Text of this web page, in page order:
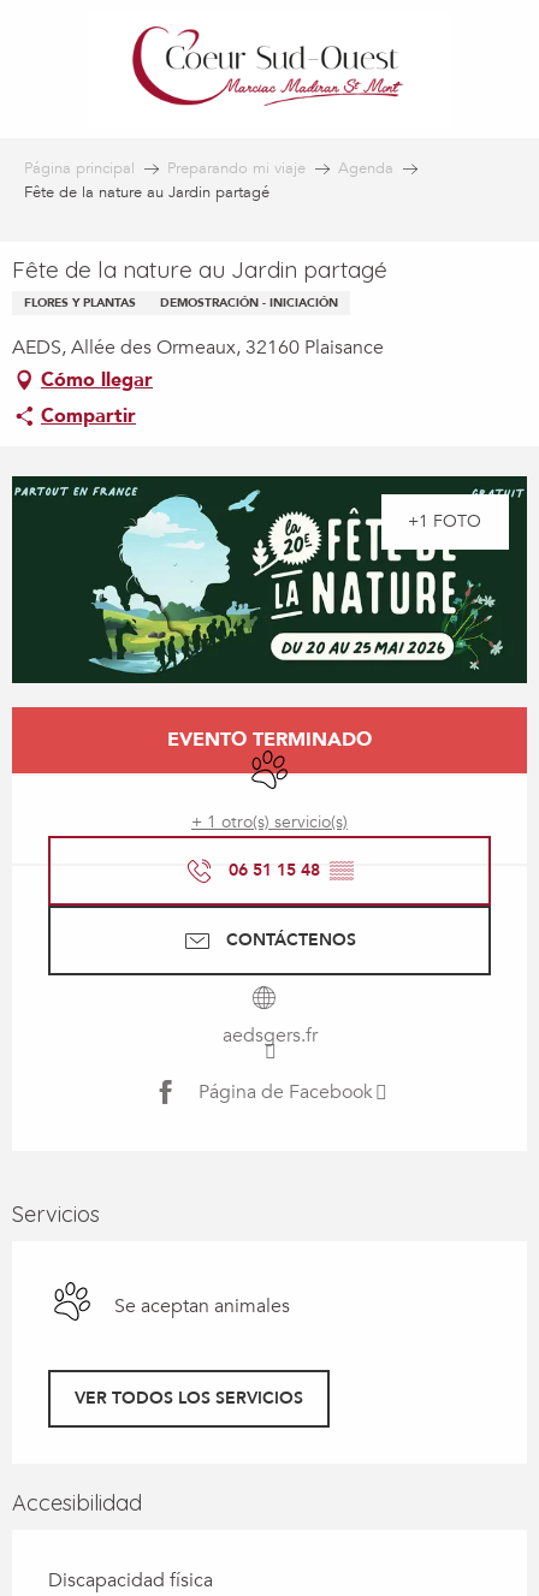
Página principal Preparando mi viaje
Agenda
Fête de la nature au Jardin partagé
Fête de la nature au Jardin partagé
FLORES Y PLANTAS DEMOSTRACIÓN - INICIACIÓN
AEDS, Allée des Ormeaux, 32160 Plaisance
Cómo llegar
Compartir
+1 FOTO
Horarios y datos de contacto
EVENTO TERMINADO
Se aceptan animales
+ 1 otro(s) servicio(s)
06 51 15 48 ▒▒
CONTÁCTENOS
aedsgers.fr
Página de Facebook
Servicios
Se aceptan animales
VER TODOS LOS SERVICIOS
Accesibilidad
Discapacidad física